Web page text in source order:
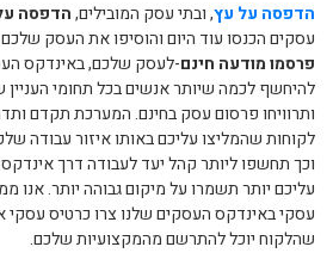
הדפסה על עץ, ובתי עסק המובילים,הדפסה
עסקים הכנסו עוד היום והוסיפו את העסק
פרסמו מודעה חינם-לעסק שלכם, באינדקס
להיחשף לכמה שיותר אנשים בכל תחומי העניין
ותרוויחו פרסום עסק בחינם. המערכת תקדם
לקוחות שהמליצו עליכם באותו איזור עבודה
וכך תחשפו ליותר קהל יעד לעבודה דרך
עליכם יותר תשמרו על מיקום גבוהה יותר. אנו
עסקי באינדקס העסקים שלנו צרו כרטיס עסקי
שהלקוח יוכל להתרשם מהמקצועיות שלכם.